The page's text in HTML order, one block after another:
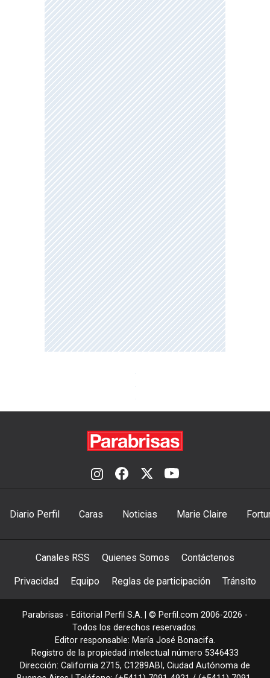
Diario Perfil Caras Noticias Marie Claire
Canales RSS Quienes Somos Contáctenos
Privacidad Equipo Reglas de participación Tránsito
Parabrisas - Editorial Perfil S.A. | © Perfil.com 2006-2026 -
Todos los derechos reservados.
Editor responsable: María José Bonacifa.
Registro de la propiedad intelectual número 5346433
Dirección: California 2715, C1289ABI , Ciudad Autónoma de